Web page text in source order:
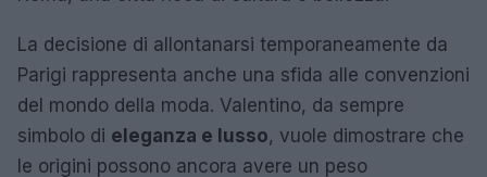
La decisione di allontanarsi temporaneamente da
Parigi rappresenta anche una sfida alle convenzioni
del mondo della moda. Valentino, da sempre
simbolo di eleganza e lusso, vuole dimostrare che
le origini possono ancora avere un peso